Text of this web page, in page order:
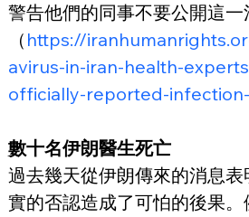
警告他們的同事不要公開這一
（ https://
avirus-in-iran-health-
officially-reported-infection-
數十名伊朗醫生死亡
過去幾天從伊朗傳來的消息
實的否認造成了可怕的後果